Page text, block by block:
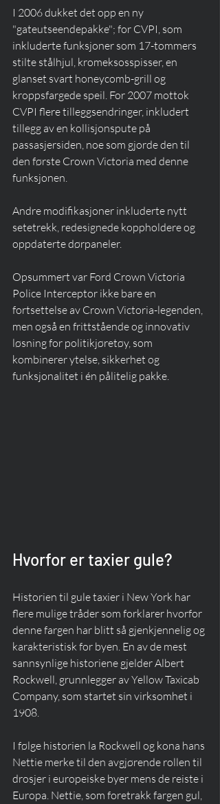
I 2006 dukket det opp en ny
"gateutseendepakke"; for CVPI, som
inkluderte funksjoner som 17-tommers
stilte stålhjul, kromeksosspisser, en
glanset svart honeycomb-grill og
kroppsfargede speil. For 2007 mottok
CVPI flere tilleggsendringer, inkludert
tillegg av en kollisjonspute på
passasjersiden, noe som gjorde den til
den første Crown Victoria med denne
funksjonen.
Andre modifikasjoner inkluderte nytt
setetrekk, redesignede koppholdere og
oppdaterte dørpaneler.
Opsummert var Ford Crown Victoria
Police Interceptor ikke bare en
fortsettelse av Crown Victoria-legenden,
men også en frittstående og innovativ
løsning for politikjøretøy, som
kombinerer ytelse, sikkerhet og
funksjonalitet i én pålitelig pakke.
Hvorfor er taxier gule?
Historien til gule taxier i New York har
flere mulige tråder som forklarer hvorfor
denne fargen har blitt så gjenkjennelig og
karakteristisk for byen. En av de mest
sannsynlige historiene gjelder Albert
Rockwell, grunnlegger av Yellow Taxicab
Company, som startet sin virksomhet i
1908.
I følge historien la Rockwell og kona hans
Nettie merke til den avgjørende rollen til
drosjer i europeiske byer mens de reiste i
Europa. Nettie, som foretrakk fargen gul,